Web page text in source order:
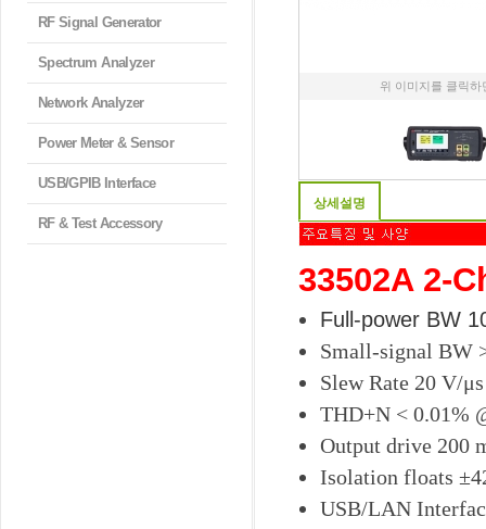
RF Signal Generator
Spectrum Analyzer
Network Analyzer
Power Meter & Sensor
USB/GPIB Interface
RF & Test Accessory
위 이미지를 클릭
상세설명
33502A 2-
Full-power BW
Small-signal BW
Slew Rate 20 V/
THD+N < 0.01%
Output drive 200
Isolation floats
USB/LAN